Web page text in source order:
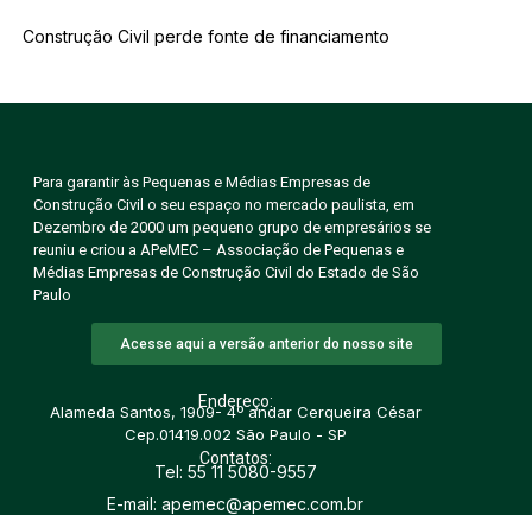
Construção Civil perde fonte de financiamento
Para garantir às Pequenas e Médias Empresas de
Construção Civil o seu espaço no mercado paulista, em
Dezembro de 2000 um pequeno grupo de empresários se
reuniu e criou a APeMEC – Associação de Pequenas e
Médias Empresas de Construção Civil do Estado de São
Paulo
Acesse aqui a versão anterior do nosso site
Endereço:
Alameda Santos, 1909- 4º andar Cerqueira César
Cep.01419.002 São Paulo - SP
Contatos:
Tel: 55 11 5080-9557
E-mail: apemec@apemec.com.br